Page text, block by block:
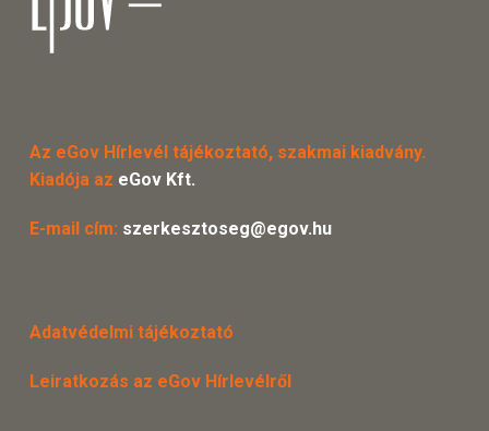
Az eGov Hírlevél tájékoztató, szakmai kiadvány.
Kiadója az eGov Kft.
E-mail cím: szerkesztoseg@egov.hu
Adatvédelmi tájékoztató
Leiratkozás az eGov Hírlevélről